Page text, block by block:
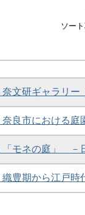
ソー
奈文研ギャラリー
奈良市における庭
「モネの庭」 －
織豊期から江戸時